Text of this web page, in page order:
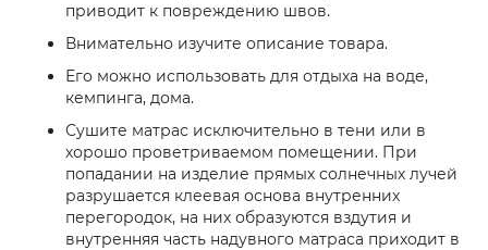
приводит к повреждению швов.
Внимательно изучите описание товара.
Его можно использовать для отдыха на воде,
кемпинга, дома.
Сушите матрас исключительно в тени или в
хорошо проветриваемом помещении. При
попадании на изделие прямых солнечных лучей
разрушается клеевая основа внутренних
перегородок, на них образуются вздутия и
внутренняя часть надувного матраса приходит в